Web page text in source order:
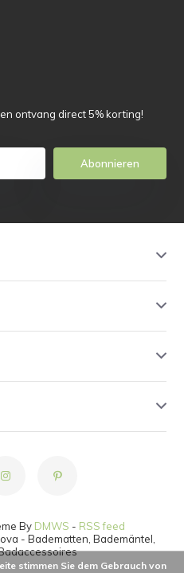
ontvang direct 5% korting!
Abonnieren
By DMWS - RSS feed
- Badematten, Bademäntel,
stimmen Sie dem Gebrauch von